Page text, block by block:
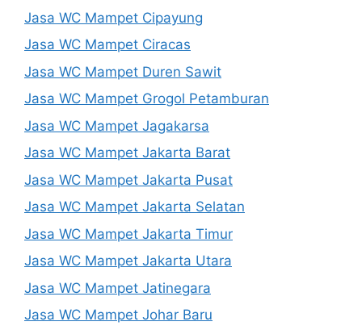
Jasa WC Mampet Cipayung
Jasa WC Mampet Ciracas
Jasa WC Mampet Duren Sawit
Jasa WC Mampet Grogol Petamburan
Jasa WC Mampet Jagakarsa
Jasa WC Mampet Jakarta Barat
Jasa WC Mampet Jakarta Pusat
Jasa WC Mampet Jakarta Selatan
Jasa WC Mampet Jakarta Timur
Jasa WC Mampet Jakarta Utara
Jasa WC Mampet Jatinegara
Jasa WC Mampet Johar Baru